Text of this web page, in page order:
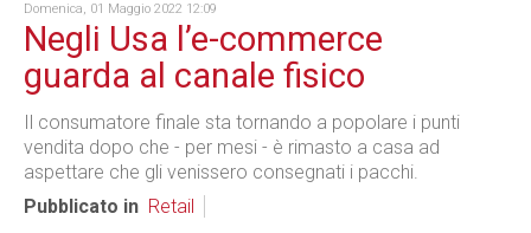
Domenica, 01 Maggio 2022 12:09
Negli Usa l’e-commerce
guarda al canale fisico
Il consumatore finale sta tornando a popolare i punti
vendita dopo che - per mesi - è rimasto a casa ad
aspettare che gli venissero consegnati i pacchi.
Pubblicato in Retail